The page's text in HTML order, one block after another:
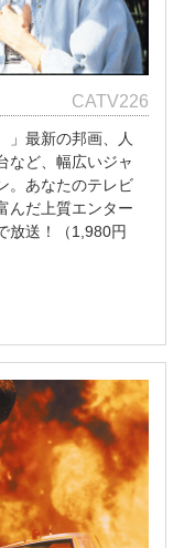
CATV226
」最新の邦画、人
など、幅広いジャ
。あなたのテレビ
んだ上質エンター
放送！（1,980円